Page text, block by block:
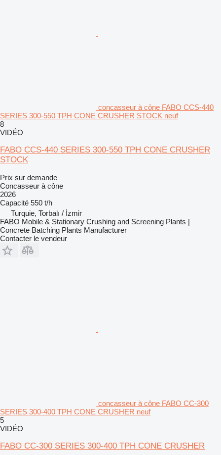
concasseur à cône FABO CCS-440
SERIES 300-550 TPH CONE CRUSHER STOCK neuf
8
VIDÉO
FABO CCS-440 SERIES 300-550 TPH CONE CRUSHER
STOCK
Prix sur demande
Concasseur à cône
2026
Capacité 550 t/h
Turquie, Torbalı / İzmir
FABO Mobile & Stationary Crushing and Screening Plants |
Concrete Batching Plants Manufacturer
Contacter le vendeur
concasseur à cône FABO CC-300
SERIES 300-400 TPH CONE CRUSHER neuf
5
VIDÉO
FABO CC-300 SERIES 300-400 TPH CONE CRUSHER